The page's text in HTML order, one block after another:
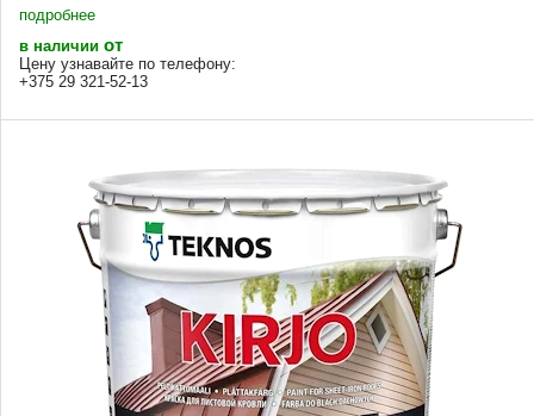
подробнее
в наличии от
Цену узнавайте по телефону:
+375 29 321-52-13